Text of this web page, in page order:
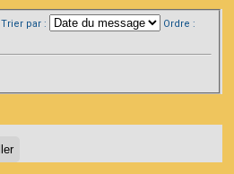
Trier par : Ordre :